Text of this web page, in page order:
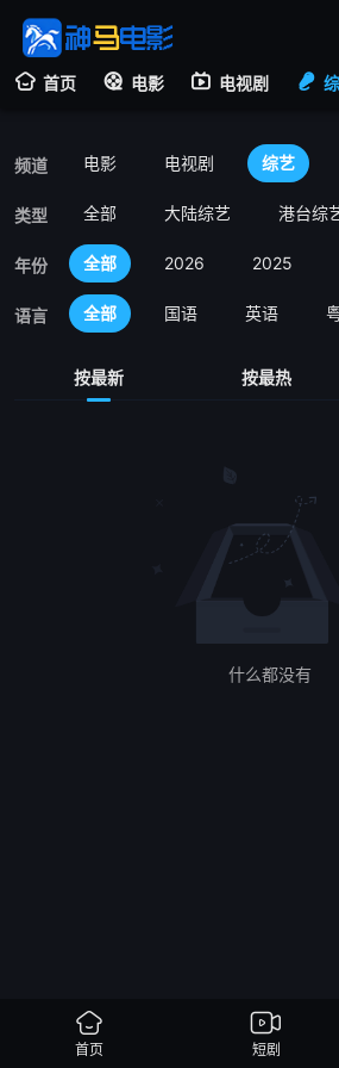
首页 电影 电视剧
频道 电影 电视剧 综艺
类型 全部 大陆综艺 港台综
年份 全部 2026 2025
语言 全部 国语 英语
按最新 按最热
什么都没有
首页 短剧